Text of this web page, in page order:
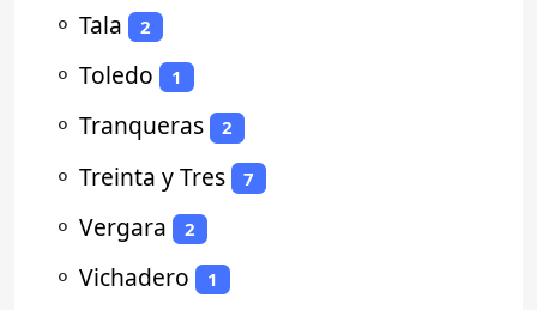
⚬ Tala 2
⚬ Toledo 1
⚬ Tranqueras 2
⚬ Treinta y Tres 7
⚬ Vergara 2
⚬ Vichadero 1